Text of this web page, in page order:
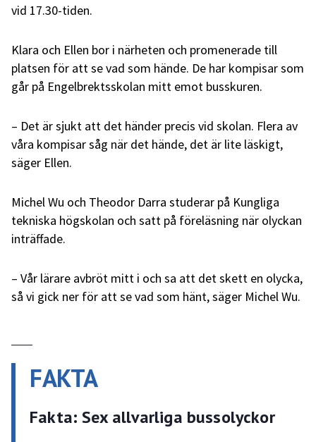
vid 17.30-tiden.
Klara och Ellen bor i närheten och promenerade till
platsen för att se vad som hände. De har kompisar som
går på Engelbrektsskolan mitt emot busskuren.
– Det är sjukt att det händer precis vid skolan. Flera av
våra kompisar såg när det hände, det är lite läskigt,
säger Ellen.
Michel Wu och Theodor Darra studerar på Kungliga
tekniska högskolan och satt på föreläsning när olyckan
inträffade.
– Vår lärare avbröt mitt i och sa att det skett en olycka,
så vi gick ner för att se vad som hänt, säger Michel Wu.
FAKTA
Fakta: Sex allvarliga bussolyckor